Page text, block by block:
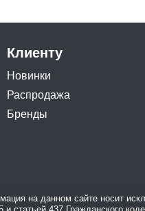
Клиенту
Новинки
Распродажа
Бренды
на данном сайте носит